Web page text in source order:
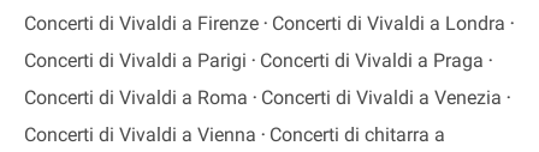
Concerti di Vivaldi a Firenze
Concerti di Vivaldi a Londra
Concerti di Vivaldi a Parigi
Concerti di Vivaldi a Praga
Concerti di Vivaldi a Roma
Concerti di Vivaldi a Venezia
Concerti di Vivaldi a Vienna
Concerti di chitarra a